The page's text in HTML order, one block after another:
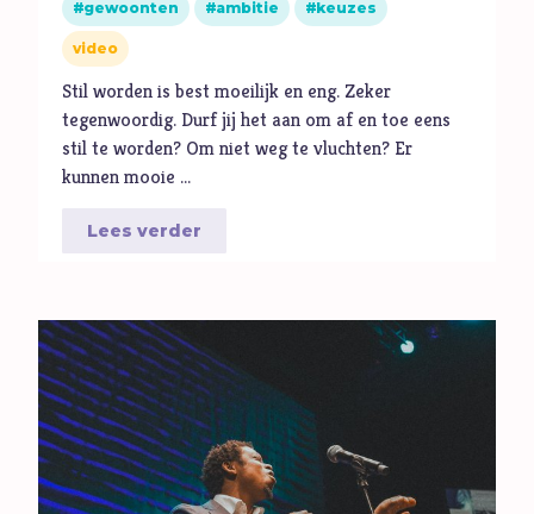
gewoonten ambitie keuzes
video
Stil worden is best moeilijk en eng. Zeker
tegenwoordig. Durf jij het aan om af en toe eens
stil te worden? Om niet weg te vluchten? Er
kunnen mooie …
Lees verder